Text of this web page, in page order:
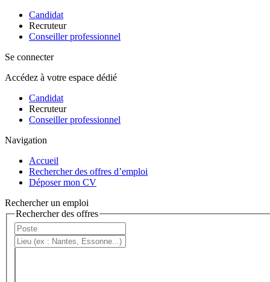
Candidat
Recruteur
Conseiller professionnel
Se connecter
Accédez à votre espace dédié
Candidat
Recruteur
Conseiller professionnel
Navigation
Accueil
Rechercher des offres d’emploi
Déposer mon CV
Rechercher un emploi
Rechercher des offres